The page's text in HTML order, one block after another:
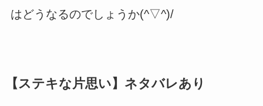
はどうなるのでしょうか(^▽^)/
【ステキな片思い】ネタバレあり